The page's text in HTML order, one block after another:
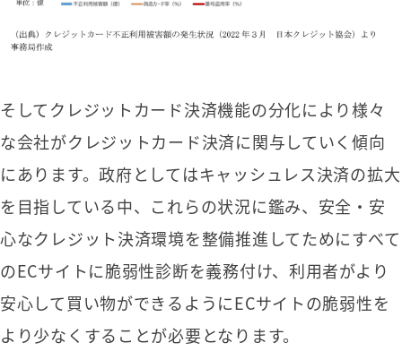
そしてクレジットカード決済機能の分化により様々
な会社がクレジットカード決済に関与していく傾向
にあります。政府としてはキャッシュレス決済の拡大
を目指している中、これらの状況に鑑み、安全・安
心なクレジット決済環境を整備推進してためにすべて
のECサイトに脆弱性診断を義務付け、利用者がより
安心して買い物ができるようにECサイトの脆弱性を
より少なくすることが必要となります。